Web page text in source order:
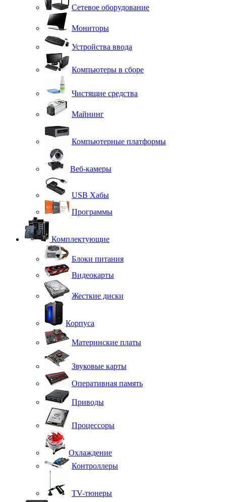
Сетевое оборудование
Мониторы
Устройства ввода
Компьютеры в сборе
Чистящие средства
Майнинг
Компьютерные платформы
Веб-камеры
USB Хабы
Программы
Комплектующие
Блоки питания
Видеокарты
Жесткие диски
Корпуса
Материнские платы
Звуковые карты
Оперативная память
Приводы
Процессоры
Охлаждение
Контроллеры
TV-тюнеры